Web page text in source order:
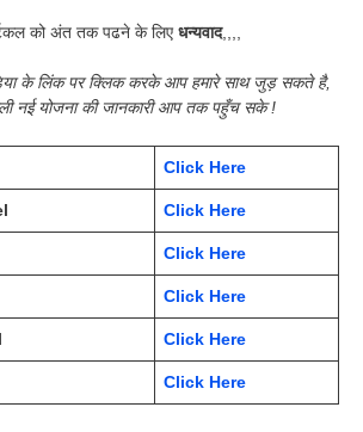
को अंत तक पढने के लिएधन्यवाद,,,,
के लिंक पर क्लिक करके आप हमारे साथ जुड़ सकते है,
नई योजना की जानकारी आप तक पहुँच सके !
Click Here
Click Here
Click Here
Click Here
Click Here
Click Here